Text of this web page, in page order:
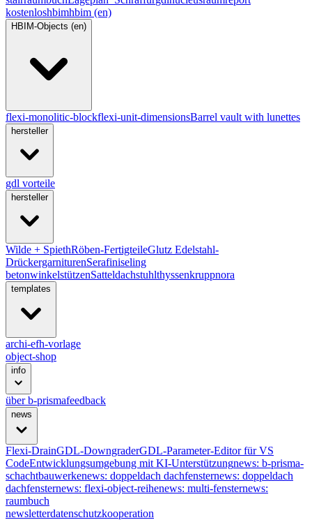
kostenloshbimhbim (en)
HBIM-Objects (en)
flexi-monolitic-blockflexi-unit-dimensionsBarrel vault with lunettes
hersteller
gdl vorteile
hersteller
Wilde + SpiethRöben-FertigteileGlutz Edelstahl-
DrückergarniturenSerafiniseling
betonwinkelstützenSatteldachstuhlthyssenkruppnora
templates
archi-efh-vorlage
object-shop
info
über b-prismafeedback
news
Flexi-DrainGDL-DowngraderGDL-Parameter-Editor für VS
CodeEntwicklungsumgebung mit KI-Unterstützungnews: b-prisma-
schachtbauwerkenews: doppeldach dachfensternews: doppeldach
dachfensternews: flexi-object-reihenews: multi-fensternews:
raumbuch
newsletterdatenschutzkooperation